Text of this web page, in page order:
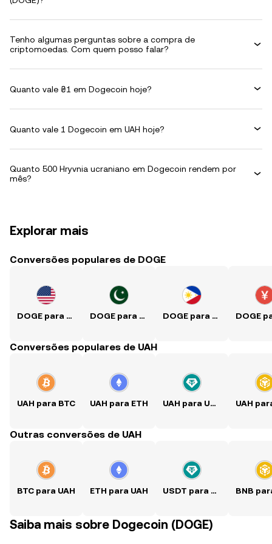
Tenho algumas perguntas sobre a compra de
criptomoedas. Com quem posso falar?
Quanto vale ₴1 em Dogecoin hoje?
Quanto vale 1 Dogecoin em UAH hoje?
Quanto 500 Hryvnia ucraniano em Dogecoin rendem por
mês?
Explorar mais
Conversões populares de DOGE
DOGE para USD DOGE para PKR DOGE para PHP
Conversões populares de UAH
UAH para BTC UAH para ETH UAH para USDT
Outras conversões de UAH
BTC para UAH ETH para UAH USDT para UAH
Saiba mais sobre Dogecoin (DOGE)